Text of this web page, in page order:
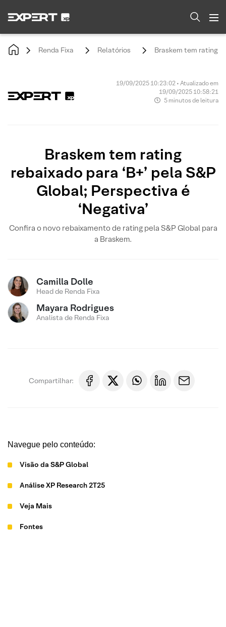
Renda Fixa Relatórios Braskem tem rating
19/09/2025 10:23:02 • Atualizado em
19/09/2025 10:58:21
5 minutos de leitura
Braskem tem rating
rebaixado para ‘B+’ pela S&P
Global; Perspectiva é
‘Negativa’
Confira o novo rebaixamento de rating pela S&P Global para
a Braskem.
Camilla Dolle
Head de Renda Fixa
Mayara Rodrigues
Analista de Renda Fixa
Compartilhar:
Navegue pelo conteúdo:
Visão da S&P Global
Análise XP Research 2T25
Veja Mais
Fontes